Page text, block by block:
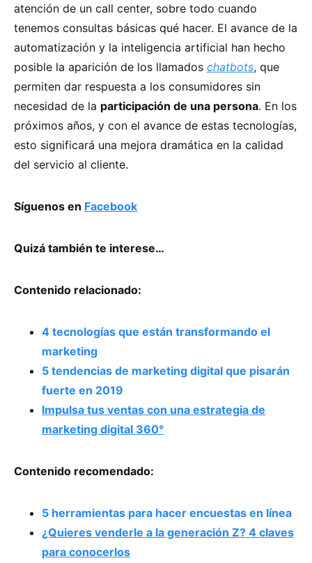
atención de un call center, sobre todo cuando
tenemos consultas básicas qué hacer. El avance de la
automatización y la inteligencia artificial han hecho
posible la aparición de los llamados chatbots, que
permiten dar respuesta a los consumidores sin
necesidad de la participación de una persona. En los
próximos años, y con el avance de estas tecnologías,
esto significará una mejora dramática en la calidad
del servicio al cliente.
Síguenos en Facebook
Quizá también te interese…
Contenido relacionado:
4 tecnologías que están transformando el
marketing
5 tendencias de marketing digital que pisarán
fuerte en 2019
Impulsa tus ventas con una estrategia de
marketing digital 360°
Contenido recomendado:
5 herramientas para hacer encuestas en línea
¿Quieres venderle a la generación Z? 4 claves
para conocerlos